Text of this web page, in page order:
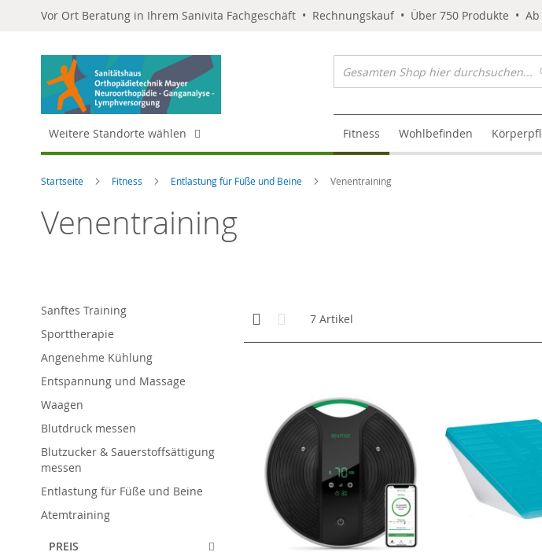
Vor Ort Beratung in Ihrem Sanivita Fachgeschäft • Rechnungskauf • Über 750 Produkte •
Weitere Standorte wählen Fitness Wohlbefinden
Startseite Fitness Entlastung für Füße und Beine Venentraining
Venentraining
Anzeigen
als
Kachelansicht
Liste7 Artikel
Sanftes Training
Sporttherapie
Angenehme Kühlung
Entspannung und Massage
Waagen
Blutdruck messen
Blutzucker & Sauerstoffsättigung
messen
Entlastung für Füße und Beine
Atemtraining
PREIS